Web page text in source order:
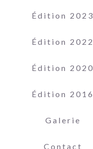
Édition 2023
Édition 2022
Édition 2020
Édition 2016
Galerie
Contact